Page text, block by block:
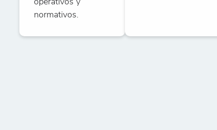
operativos y
normativos.